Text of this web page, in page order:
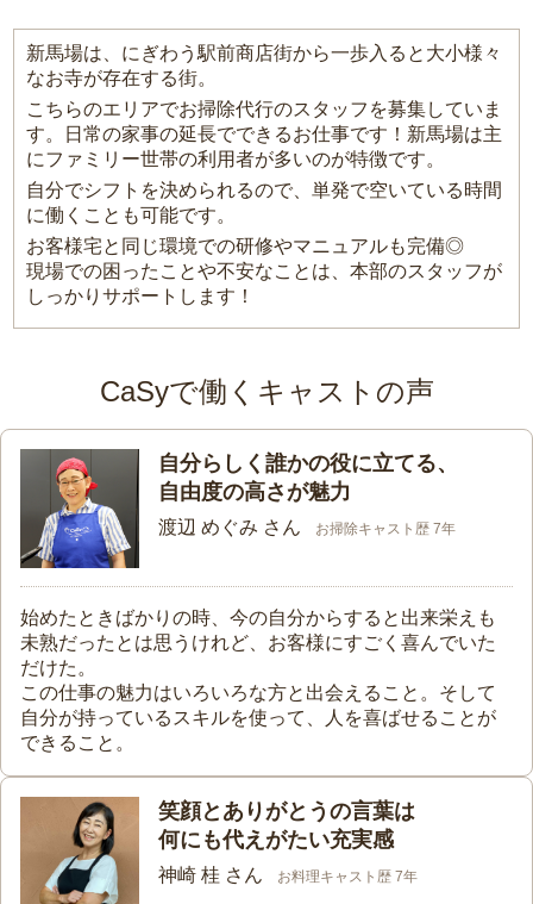
新馬場は、にぎわう駅前商店街から一歩入ると大小様々
なお寺が存在する街。
こちらのエリアでお掃除代行のスタッフを募集していま
す。日常の家事の延長でできるお仕事です！新馬場は主
にファミリー世帯の利用者が多いのが特徴です。
自分でシフトを決められるので、単発で空いている時間
に働くことも可能です。
お客様宅と同じ環境での研修やマニュアルも完備◎
現場での困ったことや不安なことは、本部のスタッフが
しっかりサポートします！
CaSyで働くキャストの声
自分らしく誰かの役に立てる、
自由度の高さが魅力
渡辺 めぐみ さん お掃除キャスト歴 7年
始めたときばかりの時、今の自分からすると出来栄えも
未熟だったとは思うけれど、お客様にすごく喜んでいた
だけた。
この仕事の魅力はいろいろな方と出会えること。そして
自分が持っているスキルを使って、人を喜ばせることが
できること。
笑顔とありがとうの言葉は
何にも代えがたい充実感
神崎 桂 さん お料理キャスト歴 7年